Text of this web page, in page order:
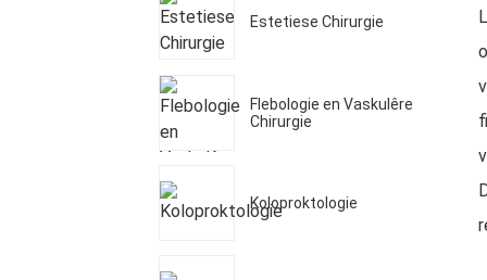
Estetiese Chirurgie
Flebologie en Vaskulêre
Chirurgie
Koloproktologie